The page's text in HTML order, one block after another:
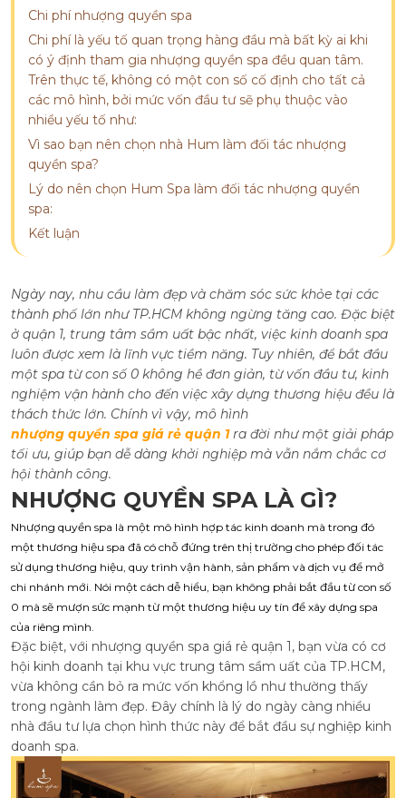
Chi phí nhượng quyền spa
Chi phí là yếu tố quan trọng hàng đầu mà bất kỳ ai khi
có ý định tham gia nhượng quyền spa đều quan tâm.
Trên thực tế, không có một con số cố định cho tất cả
các mô hình, bởi mức vốn đầu tư sẽ phụ thuộc vào
nhiều yếu tố như:
Vì sao bạn nên chọn nhà Hum làm đối tác nhượng
quyền spa?
Lý do nên chọn Hum Spa làm đối tác nhượng quyền
spa:
Kết luận
Ngày nay, nhu cầu làm đẹp và chăm sóc sức khỏe tại các
thành phố lớn như TP.HCM không ngừng tăng cao. Đặc biệt
ở quận 1, trung tâm sầm uất bậc nhất, việc kinh doanh spa
luôn được xem là lĩnh vực tiềm năng. Tuy nhiên, để bắt đầu
một spa từ con số 0 không hề đơn giản, từ vốn đầu tư, kinh
nghiệm vận hành cho đến việc xây dựng thương hiệu đều là
thách thức lớn. Chính vì vậy, mô hình
nhượng quyền spa giá rẻ quận 1ra đời như một giải pháp
tối ưu, giúp bạn dễ dàng khởi nghiệp mà vẫn nắm chắc cơ
hội thành công.
NHƯỢNG QUYỀN SPA LÀ GÌ?
Nhượng quyền spa là một mô hình hợp tác kinh doanh mà trong đó
một thương hiệu spa đã có chỗ đứng trên thị trường cho phép đối tác
sử dụng thương hiệu, quy trình vận hành, sản phẩm và dịch vụ để mở
chi nhánh mới. Nói một cách dễ hiểu, bạn không phải bắt đầu từ con số
0 mà sẽ mượn sức mạnh từ một thương hiệu uy tín để xây dựng spa
của riêng mình.
Đặc biệt, với nhượng quyền spa giá rẻ quận 1, bạn vừa có cơ
hội kinh doanh tại khu vực trung tâm sầm uất của TP.HCM,
vừa không cần bỏ ra mức vốn khổng lồ như thường thấy
trong ngành làm đẹp. Đây chính là lý do ngày càng nhiều
nhà đầu tư lựa chọn hình thức này để bắt đầu sự nghiệp kinh
doanh spa.